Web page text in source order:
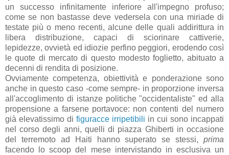
un successo infinitamente inferiore all'impegno profuso;
come se non bastasse deve vedersela con una miriade di
testate più o meno recenti, alcune delle quali addirittura in
libera distribuzione, capaci di sciorinare cattiverie,
lepidezze, ovvietà ed idiozie perfino peggiori, erodendo così
le quote di mercato di questo modesto foglietto, abituato a
decenni di rendita di posizione.
Ovviamente competenza, obiettività e ponderazione sono
anche in questo caso -come sempre- in proporzione inversa
all'accoglimento di istanze politiche "occidentaliste" ed alla
propensione a farsene portavoce: non contenti del numero
già elevatissimo di figuracce irripetibili in cui sono incappati
nel corso degli anni, quelli di piazza Ghiberti in occasione
del terremoto ad Haiti hanno superato se stessi, prima
facendo lo scoop del mese intervistando in esclusiva un